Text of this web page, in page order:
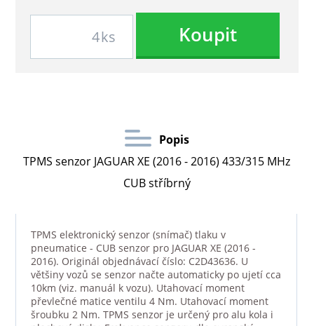
ks Koupit
Popis
TPMS senzor JAGUAR XE (2016 - 2016) 433/315 MHz
CUB stříbrný
TPMS elektronický senzor (snímač) tlaku v
pneumatice - CUB senzor pro JAGUAR XE (2016 -
2016). Originál objednávací číslo: C2D43636. U
většiny vozů se senzor načte automaticky po ujetí cca
10km (viz. manuál k vozu). Utahovací moment
převlečné matice ventilu 4 Nm. Utahovací moment
šroubku 2 Nm. TPMS senzor je určený pro alu kola i